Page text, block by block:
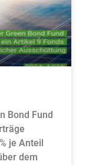
Bond Fund
je Anteil
dem